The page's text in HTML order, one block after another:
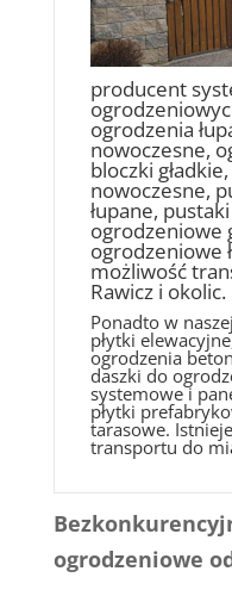
producent
ogrodzenia
nowoczesne,
bloczki
nowoczesne,
łupane,
ogrodzeniowe
ogrodzeniowe
możliwość
Rawicz i okolic.
Ponadto w
płytki
ogrodzenia
daszki do
systemowe i
płytki
tarasowe.
transportu do
ogrodzeniowe